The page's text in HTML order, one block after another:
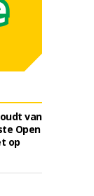
van
Open
op